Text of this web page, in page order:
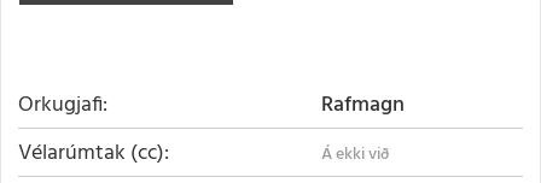
Orkugjafi
Rafmagn
Vélarúmtak (cc)